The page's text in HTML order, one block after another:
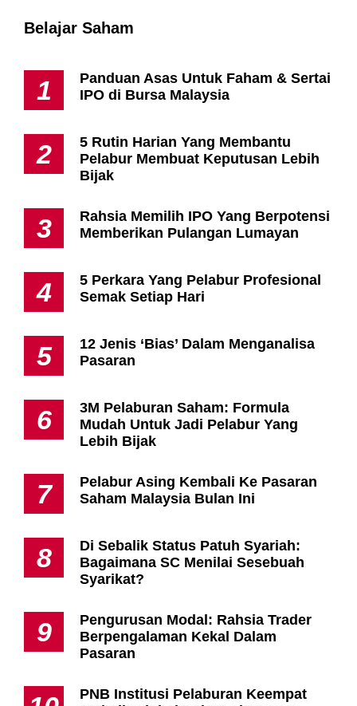
Belajar Saham
1
Panduan Asas Untuk Faham & Sertai
IPO di Bursa Malaysia
2
5 Rutin Harian Yang Membantu
Pelabur Membuat Keputusan Lebih
Bijak
3
Rahsia Memilih IPO Yang Berpotensi
Memberikan Pulangan Lumayan
4
5 Perkara Yang Pelabur Profesional
Semak Setiap Hari
5
12 Jenis ‘Bias’ Dalam Menganalisa
Pasaran
6
3M Pelaburan Saham: Formula
Mudah Untuk Jadi Pelabur Yang
Lebih Bijak
7
Pelabur Asing Kembali Ke Pasaran
Saham Malaysia Bulan Ini
8
Di Sebalik Status Patuh Syariah:
Bagaimana SC Menilai Sesebuah
Syarikat?
9
Pengurusan Modal: Rahsia Trader
Berpengalaman Kekal Dalam
Pasaran
PNB Institusi Pelaburan Keempat